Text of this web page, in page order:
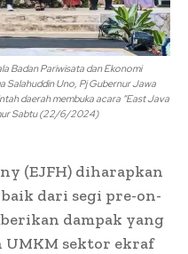
Badan Pariwisata dan Ekonomi
Salahuddin Uno, Pj Gubernur Jawa
daerah membuka acara “East Java
Sabtu (22/6/2024)
(EJFH) diharapkan
dari segi pre-on-
dampak yang
UMKM sektor ekraf